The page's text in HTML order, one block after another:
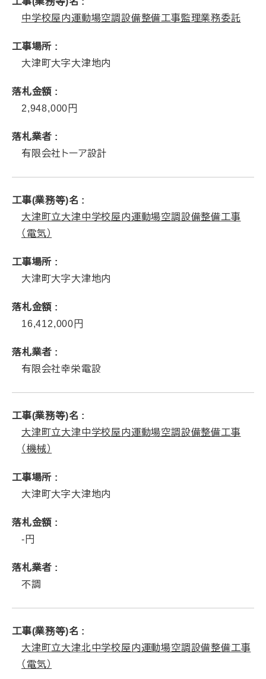
中学校屋内運動場空調設備整備工事監理業務委託
工事場所
大津町大字大津地内
落札金額
2,948,000
落札業者
有限会社トーア設計
工事(業務等)名
大津町立大津中学校屋内運動場空調設備整備工事
（電気）
工事場所
大津町大字大津地内
落札金額
16,412,000
落札業者
有限会社幸栄電設
工事(業務等)名
大津町立大津中学校屋内運動場空調設備整備工事
（機械）
工事場所
大津町大字大津地内
落札金額
‐
落札業者
不調
工事(業務等)名
大津町立大津北中学校屋内運動場空調設備整備工事
（電気）